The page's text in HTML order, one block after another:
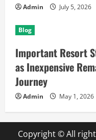
Admin July 5, 2026
Blog
Important Resort
as Inexpensive
Journey
Admin May 1, 2026
Copyright © All